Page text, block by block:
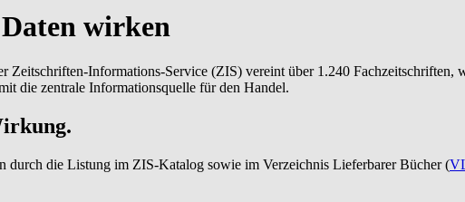
wirken
Zeitschriften-Informations-Service (ZIS) vereint über 1.240
die zentrale Informationsquelle für den Handel.
die Listung im ZIS-Katalog sowie im Verzeichnis Lieferbarer Bücher (